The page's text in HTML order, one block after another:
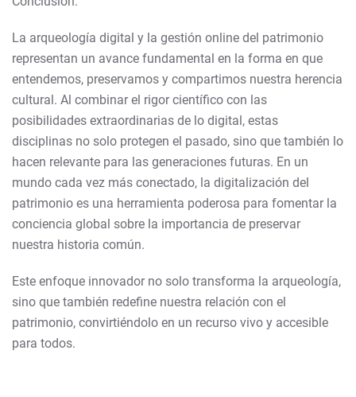
La arqueología digital y la gestión online del patrimonio
representan un avance fundamental en la forma en que
entendemos, preservamos y compartimos nuestra herencia
cultural. Al combinar el rigor científico con las
posibilidades extraordinarias de lo digital, estas
disciplinas no solo protegen el pasado, sino que también lo
hacen relevante para las generaciones futuras. En un
mundo cada vez más conectado, la digitalización del
patrimonio es una herramienta poderosa para fomentar la
conciencia global sobre la importancia de preservar
nuestra historia común.
Este enfoque innovador no solo transforma la arqueología,
sino que también redefine nuestra relación con el
patrimonio, convirtiéndolo en un recurso vivo y accesible
para todos.